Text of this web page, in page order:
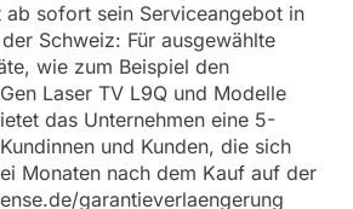
ab sofort sein Serviceangebot in
Schweiz: Für ausgewählte
wie zum Beispiel den
Laser TV L9Q und Modelle
das Unternehmen eine 5-
und Kunden, die sich
Monaten nach dem Kauf auf der
garantieverlaengerung